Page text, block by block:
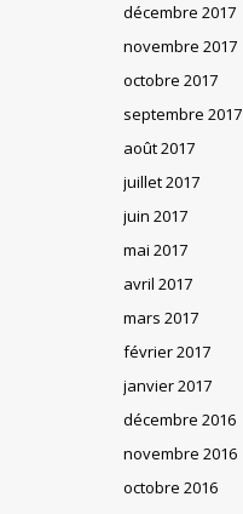
décembre 2017
novembre 2017
octobre 2017
septembre 2017
août 2017
juillet 2017
juin 2017
mai 2017
avril 2017
mars 2017
février 2017
janvier 2017
décembre 2016
novembre 2016
octobre 2016